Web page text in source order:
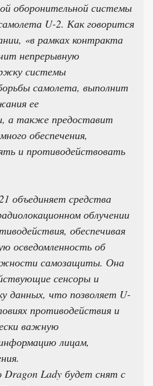
оборонительной системы
U-2. Как говорится
«в рамках контракта
непрерывную
системы
самолета, выполнит
ее
а также предоставит
обеспечения,
и противодействовать
объединяет средства
облучении
обеспечивая
осведомленность об
самозащиты. Она
сенсоры и
данных, что позволяет U-
противодействия и
важную
лицам,
Dragon Lady будет снят с